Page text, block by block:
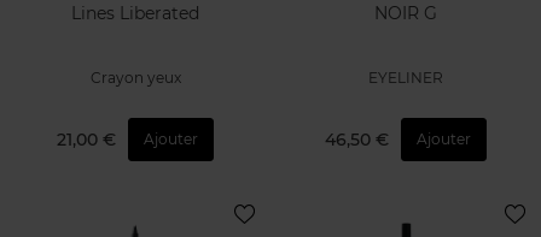
Lines Liberated
Crayon yeux
21,00 € Ajouter
NOIR G
EYELINER
46,50 € Ajouter